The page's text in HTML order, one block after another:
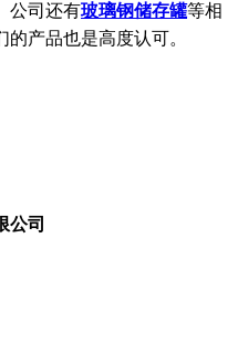
公司还有玻璃钢储存罐等相
产品也是高度认可。
公司